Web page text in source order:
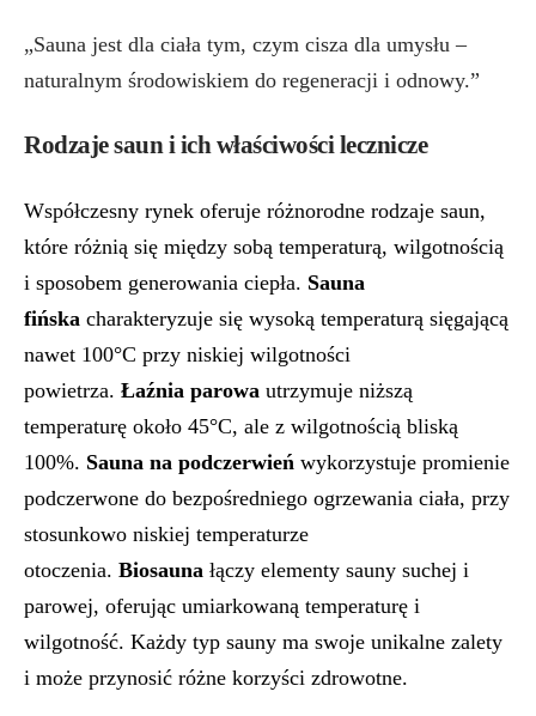
„Sauna jest dla ciała tym, czym cisza dla umysłu –
naturalnym środowiskiem do regeneracji i odnowy.”
Rodzaje saun i ich właściwości lecznicze
Współczesny rynek oferuje różnorodne rodzaje saun,
które różnią się między sobą temperaturą, wilgotnością
i sposobem generowania ciepła. Sauna
fińska charakteryzuje się wysoką temperaturą sięgającą
nawet 100°C przy niskiej wilgotności
powietrza. Łaźnia parowa utrzymuje niższą
temperaturę około 45°C, ale z wilgotnością bliską
100%. Sauna na podczerwień wykorzystuje promienie
podczerwone do bezpośredniego ogrzewania ciała, przy
stosunkowo niskiej temperaturze
otoczenia. Biosauna łączy elementy sauny suchej i
parowej, oferując umiarkowaną temperaturę i
wilgotność. Każdy typ sauny ma swoje unikalne zalety
i może przynosić różne korzyści zdrowotne.